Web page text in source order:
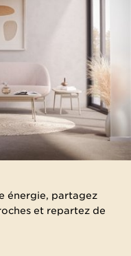
énergie, partagez
et repartez de